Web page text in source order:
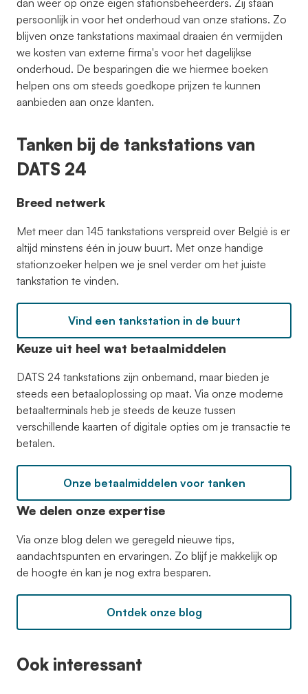
dan weer op onze eigen stationsbeheerders. Zij staan
persoonlijk in voor het onderhoud van onze stations. Zo
blijven onze tankstations maximaal draaien én vermijden
we kosten van externe firma's voor het dagelijkse
onderhoud. De besparingen die we hiermee boeken
helpen ons om steeds goedkope prijzen te kunnen
aanbieden aan onze klanten.
Tanken bij de tankstations van
DATS 24
Breed netwerk
Met meer dan 145 tankstations verspreid over België is er
altijd minstens één in jouw buurt. Met onze handige
stationzoeker helpen we je snel verder om het juiste
tankstation te vinden.
Vind een tankstation in de buurt
Keuze uit heel wat betaalmiddelen
DATS 24 tankstations zijn onbemand, maar bieden je
steeds een betaaloplossing op maat. Via onze moderne
betaalterminals heb je steeds de keuze tussen
verschillende kaarten of digitale opties om je transactie te
betalen.
Onze betaalmiddelen voor tanken
We delen onze expertise
Via onze blog delen we geregeld nieuwe tips,
aandachtspunten en ervaringen. Zo blijf je makkelijk op
de hoogte én kan je nog extra besparen.
Ontdek onze blog
Ook interessant